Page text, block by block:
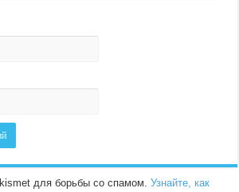
для борьбы со спамом.Узнайте, как